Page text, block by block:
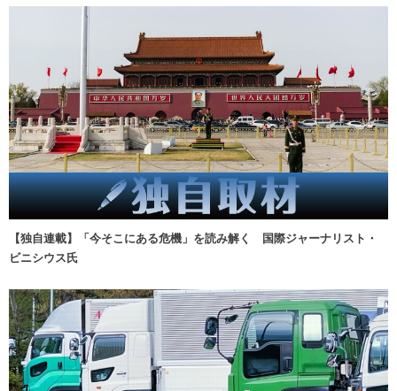
【独自連載】「今そこにある危機」を読み解く 国際ジャーナリスト・
ビニシウス氏